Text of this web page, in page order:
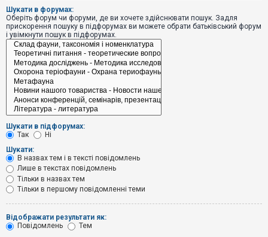
п
о
в
і
д
в
н
т
е
м
и
о
ш
Шукати в форумах:
Оберіть форум чи форуми, де ви хочете здійснювати пошук. Задля
прискорення пошуку в підфорумах ви можете обрати батьківський форум
і увімкнути пошук в підфорумах.
Шукати в підфорумах:
Так
Ні
Шукати:
В назвах тем і в тексті повідомлень
Лише в текстах повідомлень
Тільки в назвах тем
Тільки в першому повідомленні теми
Відображати результати як:
Повідомлень
Тем